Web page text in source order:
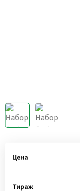
Цена
Тираж